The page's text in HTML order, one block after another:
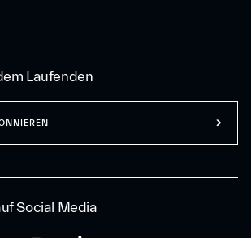
Social Media
Laufenden